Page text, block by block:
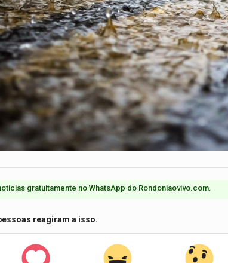
gratuitamente no WhatsApp do Rondoniaovivo.com.​
reagiram a isso.